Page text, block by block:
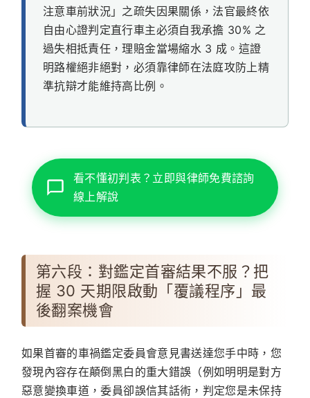
注意車前狀況」之疏失因果關係，法官最終依
自由心證判定直行車主必須自我承擔 30% 之
過失相抵責任，理賠金當場縮水 3 成。這證
明路權絕非絕對，必須靠律師在法庭攻防上精
準抗辯才能維持高比例。
看不懂初判表？立即與律師免費諮詢
線上解說
第六段：對鑑定首審結果不服？把
握 30 天期限啟動「覆議程序」最
後翻案機會
如果首審的車禍鑑定委員會意見書送達您手中時，您
發現內容存在顛倒黑白的重大錯誤（例如明明是對方
惡意變換車道，委員卻誤信其話術，判定您是未保持